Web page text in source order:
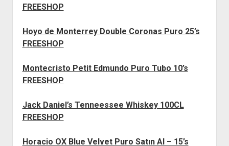
FREESHOP
Hoyo de Monterrey Double Coronas Puro 25’s
FREESHOP
Montecristo Petit Edmundo Puro Tubo 10’s
FREESHOP
Jack Daniel’s Tenneessee Whiskey 100CL
FREESHOP
Horacio OX Blue Velvet Puro Satın Al – 15’s